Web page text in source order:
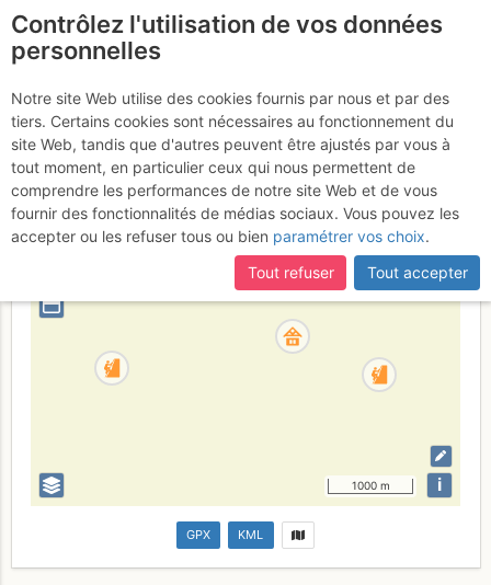
Presles - Buis
France Isère Vercors
+
–
1000 m i
GPX KML
Contrôlez l'utilisation de vos données
personnelles
Notre site Web utilise des cookies fournis par nous et par des
tiers. Certains cookies sont nécessaires au fonctionnement du
site Web, tandis que d'autres peuvent être ajustés par vous à
tout moment, en particulier ceux qui nous permettent de
comprendre les performances de notre site Web et de vous
fournir des fonctionnalités de médias sociaux. Vous pouvez les
accepter ou les refuser tous ou bien paramétrer vos choix.
Tout refuser
Tout accepter